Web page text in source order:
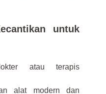
untuk
atau terapis
alat modern dan